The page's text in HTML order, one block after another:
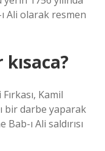
Ali olarak resmen
Kamil
bir darbe yaparak
ı Ali saldırısı